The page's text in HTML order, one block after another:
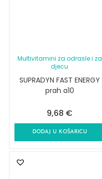
Multivitamini za odrasle i za
djecu
SUPRADYN FAST ENERGY
prah a10
9,68 €
DODAJ U KOŠARICU